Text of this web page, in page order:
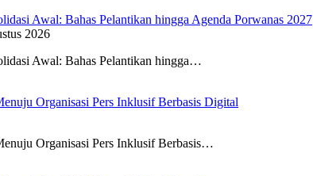
Awal: Bahas Pelantikan hingga Agenda Porwanas 2027
2026
Awal: Bahas Pelantikan hingga…
Organisasi Pers Inklusif Berbasis Digital
Organisasi Pers Inklusif Berbasis…